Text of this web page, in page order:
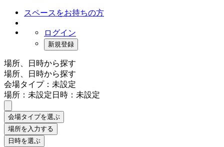
スペースをお持ちの方
ログイン
新規登録
場所、日時から探す
場所、日時から探す
会場タイプ：未設定
場所：未設定日時：未設定
会場タイプを選ぶ
場所を入力する
日時を選ぶ